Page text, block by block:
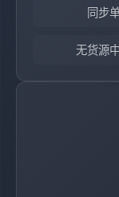
同步
无货源